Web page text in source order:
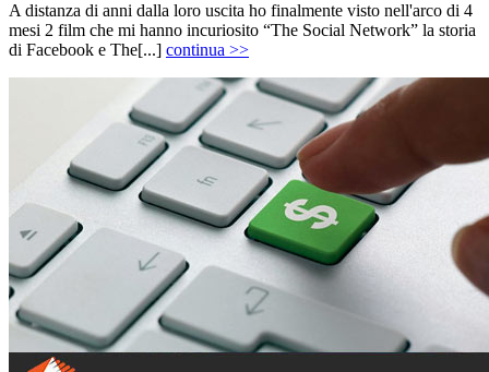
A distanza di anni dalla loro uscita ho finalmente visto nell'arco di 4
mesi 2 film che mi hanno incuriosito “The Social Network” la storia
di Facebook e The[...] continua >>